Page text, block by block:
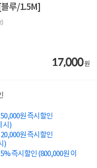
루/1.5M]
17,000원
원 즉시할인
시)
원 즉시할인
)
즉시할인 (800,000원 이